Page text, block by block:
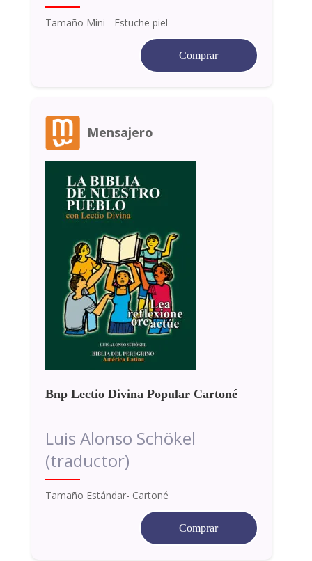
Tamaño Mini - Estuche piel
Comprar
Mensajero
Bnp Lectio Divina Popular Cartoné
Luis Alonso Schökel
(traductor)
Tamaño Estándar- Cartoné
Comprar